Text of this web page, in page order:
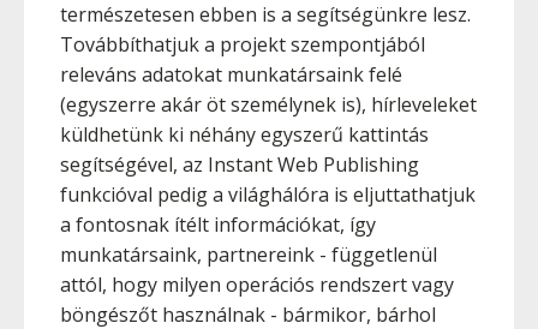
természetesen ebben is a segítségünkre lesz.
Továbbíthatjuk a projekt szempontjából
releváns adatokat munkatársaink felé
(egyszerre akár öt személynek is), hírleveleket
küldhetünk ki néhány egyszerű kattintás
segítségével, az Instant Web Publishing
funkcióval pedig a világhálóra is eljuttathatjuk
a fontosnak ítélt információkat, így
munkatársaink, partnereink - függetlenül
attól, hogy milyen operációs rendszert vagy
böngészőt használnak - bármikor, bárhol